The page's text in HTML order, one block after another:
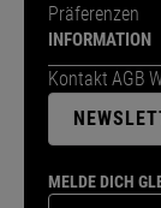
Präferenzen
INFORMATION
Kontakt AGB
MELDE DICH